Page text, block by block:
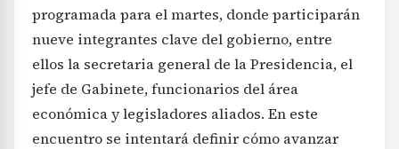
programada para el martes, donde participarán
nueve integrantes clave del gobierno, entre
ellos la secretaria general de la Presidencia, el
jefe de Gabinete, funcionarios del área
económica y legisladores aliados. En este
encuentro se intentará definir cómo avanzar